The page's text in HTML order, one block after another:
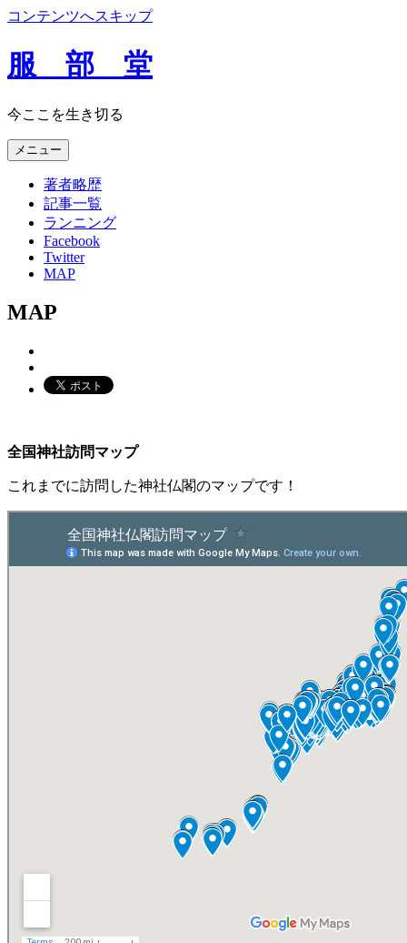
コンテンツへスキップ
服 部 堂
今ここを生き切る
メニュー
著者略歴
記事一覧
ランニング
Facebook
Twitter
MAP
MAP
全国神社訪問マップ
これまでに訪問した神社仏閣のマップです！